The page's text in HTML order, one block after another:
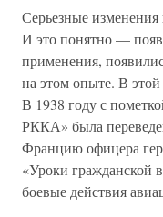
Серьезные
И это понятно —
применения,
на этом опыте. В этой
В 1938 году с
РККА» была
Францию офицера
«Уроки гражданской
боевые действия